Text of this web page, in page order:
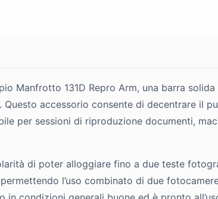
Manfrotto 131D Repro Arm, una barra
accessorio consente di decentrare il
per sessioni di riproduzione documenti,
di poter alloggiare fino a due teste
l’uso combinato di due